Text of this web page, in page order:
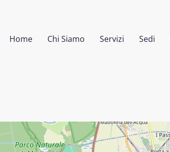
Home Chi Siamo Servizi Sedi